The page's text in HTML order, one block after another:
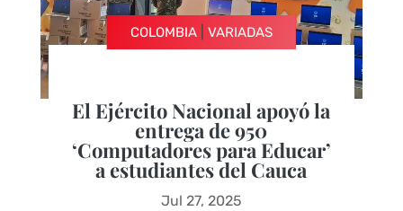
COLOMBIA| VARIADAS
El Ejército Nacional apoyó la
entrega de 950
‘Computadores para Educar’
a estudiantes del Cauca
Jul 27, 2025